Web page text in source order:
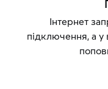
Інтернет
підключення, а